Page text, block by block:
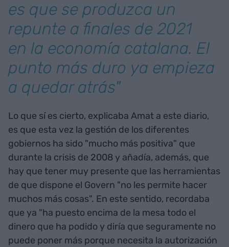
es que se produzca un
repunte a finales de 2021
en la economía catalana. El
punto más duro ya empieza
a quedar atrás"
Lo que sí es cierto, explicaba Amat a este diario,
es que esta vez la gestión de los diferentes
gobiernos ha sido "mucho más positiva" que
durante la crisis de 2008 y añadía, además, que
hay que tener muy presente que las herramientas
de que dispone el Govern "no les permite hacer
muchos más cosas". En este sentido, recordaba
que ya "ha puesto encima de la mesa todo el
dinero que ha podido y diría que seguramente no
puede poner más porque necesita la autorización